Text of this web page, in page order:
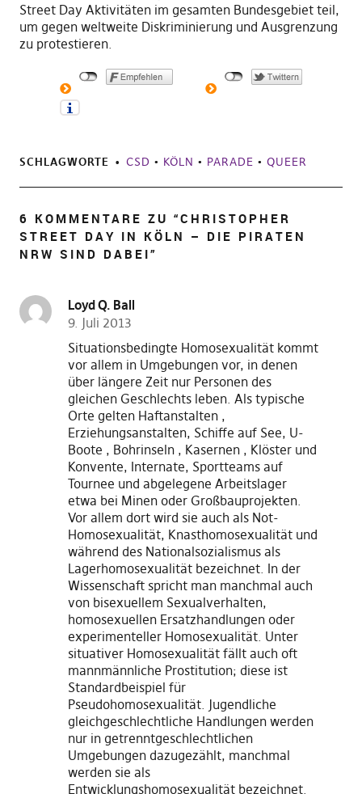
Street Day Aktivitäten im gesamten Bundesgebiet teil,
um gegen weltweite Diskriminierung und Ausgrenzung
zu protestieren.
SCHLAGWORTE CSD • KÖLN • PARADE • QUEER
6 KOMMENTARE ZU “CHRISTOPHER
STREET DAY IN KÖLN – DIE PIRATEN
NRW SIND DABEI”
Loyd Q. Ball
9. Juli 2013
Situationsbedingte Homosexualität kommt
vor allem in Umgebungen vor, in denen
über längere Zeit nur Personen des
gleichen Geschlechts leben. Als typische
Orte gelten Haftanstalten ,
Erziehungsanstalten, Schiffe auf See, U-
Boote , Bohrinseln , Kasernen , Klöster und
Konvente, Internate, Sportteams auf
Tournee und abgelegene Arbeitslager
etwa bei Minen oder Großbauprojekten.
Vor allem dort wird sie auch als Not-
Homosexualität, Knasthomosexualität und
während des Nationalsozialismus als
Lagerhomosexualität bezeichnet. In der
Wissenschaft spricht man manchmal auch
von bisexuellem Sexualverhalten,
homosexuellen Ersatzhandlungen oder
experimenteller Homosexualität. Unter
situativer Homosexualität fällt auch oft
mannmännliche Prostitution; diese ist
Standardbeispiel für
Pseudohomosexualität. Jugendliche
gleichgeschlechtliche Handlungen werden
nur in getrenntgeschlechtlichen
Umgebungen dazugezählt, manchmal
werden sie als
Entwicklungshomosexualität bezeichnet.